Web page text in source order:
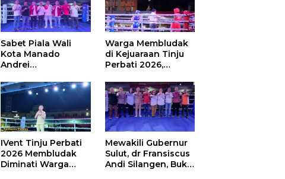
Sabet Piala Wali
Kota Manado
Andrei
Boxing Camp Juara
Umum Tinju Perbati
2026
Warga Membludak
di Kejuaraan Tinju
Perbati 2026,
Piala Wali Kota
IVent Tinju Perbati
2026 Membludak
Diminati Warga
Mewakili Gubernur
Sulut, dr Fransiscus
Andi Silangen, Buka